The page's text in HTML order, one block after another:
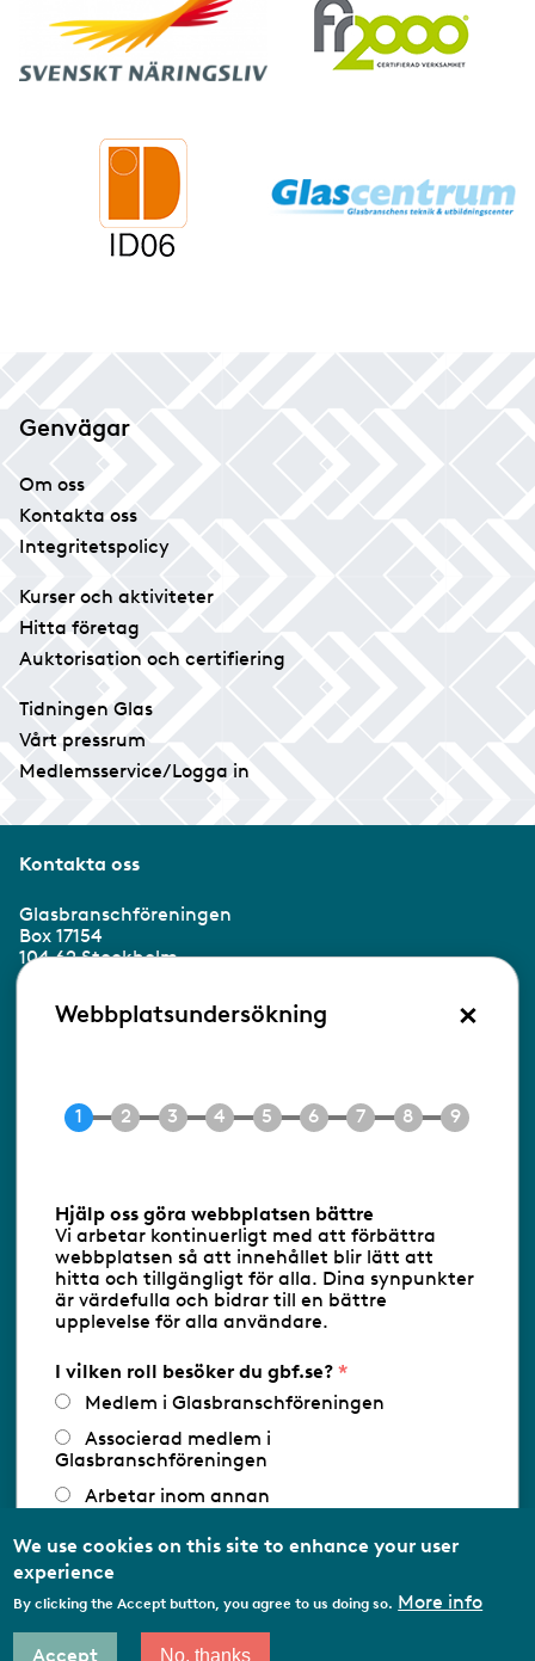
Genvägar
Om oss
Kontakta oss
Integritetspolicy
Kurser och aktiviteter
Hitta företag
Auktorisation och certifiering
Tidningen Glas
Vårt pressrum
Medlemsservice/Logga in
Kontakta oss
Glasbranschföreningen
Box 17154
104 62 Stockholm
Besöksadress:
Ringvägen 100
E-post info@gbf.se
Följ oss via RSS
Databasens namn:www.gbf.se-
Glasbranschföreningen AB - Ansvarig
utgivare: Sofia Wahlgren
Webbplatsundersökning ×
Hjälp oss göra webbplatsen bättre
Vi arbetar kontinuerligt med att förbättra
webbplatsen så att innehållet blir lätt att
hitta och tillgängligt för alla. Dina synpunkter
är värdefulla och bidrar till en bättre
upplevelse för alla användare.
I vilken roll besöker du gbf.se?
Medlem i Glasbranschföreningen
Associerad medlem i
Glasbranschföreningen
Arbetar inom annan
Utbildningsaktör
We use cookies on this site to enhance your user
experience
By clicking the Accept button, you agree to us doing so. More info
Accept No, thanks